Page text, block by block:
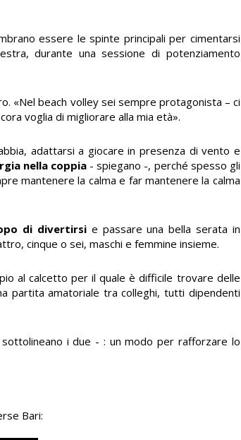
essere le spinte principali per cimentarsi
durante una sessione di potenziamento
«Nel beach volley sei sempre protagonista – ci
voglia di migliorare alla mia età».
adattarsi a giocare in presenza di vento e
nella coppia - spiegano -, perché spesso gli
mantenere la calma e far mantenere la calma
di divertirsi e passare una bella serata in
cinque o sei, maschi e femmine insieme.
al calcetto per il quale è difficile trovare delle
partita amatoriale tra colleghi, tutti dipendenti
i due - : un modo per rafforzare lo
Bari: